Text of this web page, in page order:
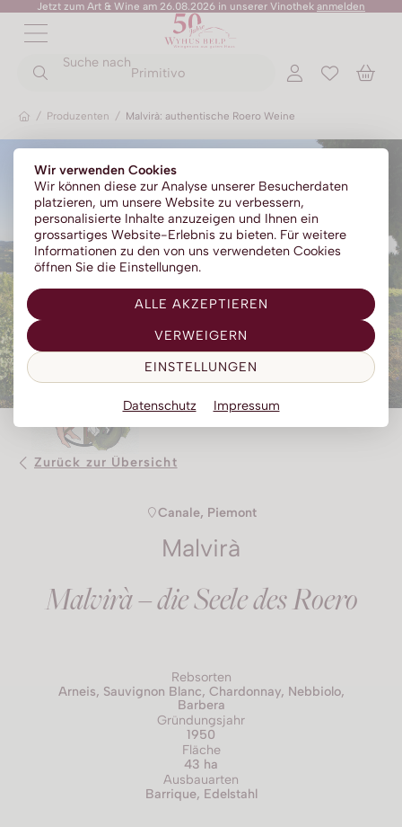
Wir verwenden Cookies
Wir können diese zur Analyse unserer Besucherdaten
platzieren, um unsere Website zu verbessern,
personalisierte Inhalte anzuzeigen und Ihnen ein
grossartiges Website-Erlebnis zu bieten. Für weitere
Informationen zu den von uns verwendeten Cookies
öffnen Sie die Einstellungen.
ALLE AKZEPTIEREN
VERWEIGERN
EINSTELLUNGEN
Datenschutz Impressum
Jetzt zum Art & Wine am 26.08.2026 in unserer Vinothek anmelden
Suche nach
Primitivo
/ Produzenten / Malvirà: authentische Roero Weine
Zurück zur Übersicht
Canale, Piemont
Malvirà
Malvirà – die Seele des Roero
Rebsorten
Arneis, Sauvignon Blanc, Chardonnay, Nebbiolo,
Barbera
Gründungsjahr
1950
Fläche
43 ha
Ausbauarten
Barrique, Edelstahl
ZURÜCK
Rotweine
Weissweine
Roséweine
Dessertweine
Fine Wines
Südweine
ZURÜCK
Champagner
Prosecco
Franciacorta
Sparkling
Méthode traditionelle
ZURÜCK
Portwein
Absinth
Aperitif | Bitter
Calvados
Cognac | Armagnac
Gin
Grappa | Tresterbrand
Likör
Likörweine
Obstbrand
Rum
ZURÜCK
No Alc - Sparkling
No Alc - Stillwein
No Alc - Aperitif
No Alc - RTD Mixgetränke
Low Alc - Sparkling
Low Alc - Stillwein
ZURÜCK
Sommer-Sale
ZURÜCK
Senza Parole
Kylie Minogue Wines
Elton John Zero
AZZERIO
Tosone
Mavrio
Silentium